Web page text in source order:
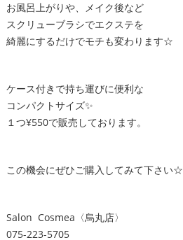
お風呂上がりや、メイク後など
スクリューブラシでエクステを
綺麗にするだけでモチも変わります☆
ケース付きで持ち運びに便利な
コンパクトサイズ✨
１つ¥550で販売しております。
この機会にぜひご購入してみて下さい☆
Salon Cosmea〈烏丸店〉
075-223-5705